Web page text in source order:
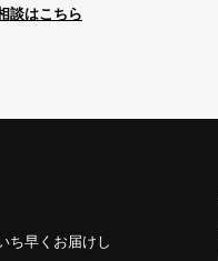
談はこちら
ち早くお届けし